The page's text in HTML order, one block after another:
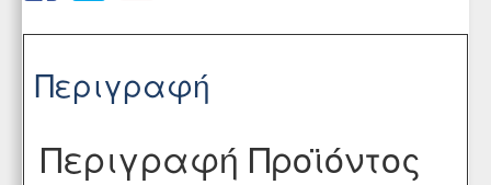
Περιγραφή
Περιγραφή Προϊόντος